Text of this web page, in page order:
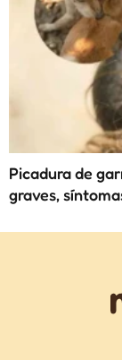
Picadura de
graves,